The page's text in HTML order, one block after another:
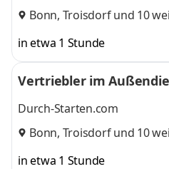
Bonn, Troisdorfund 10
in etwa 1 Stunde
Vertriebler im
Durch-Starten.com
Bonn, Troisdorfund 10
in etwa 1 Stunde